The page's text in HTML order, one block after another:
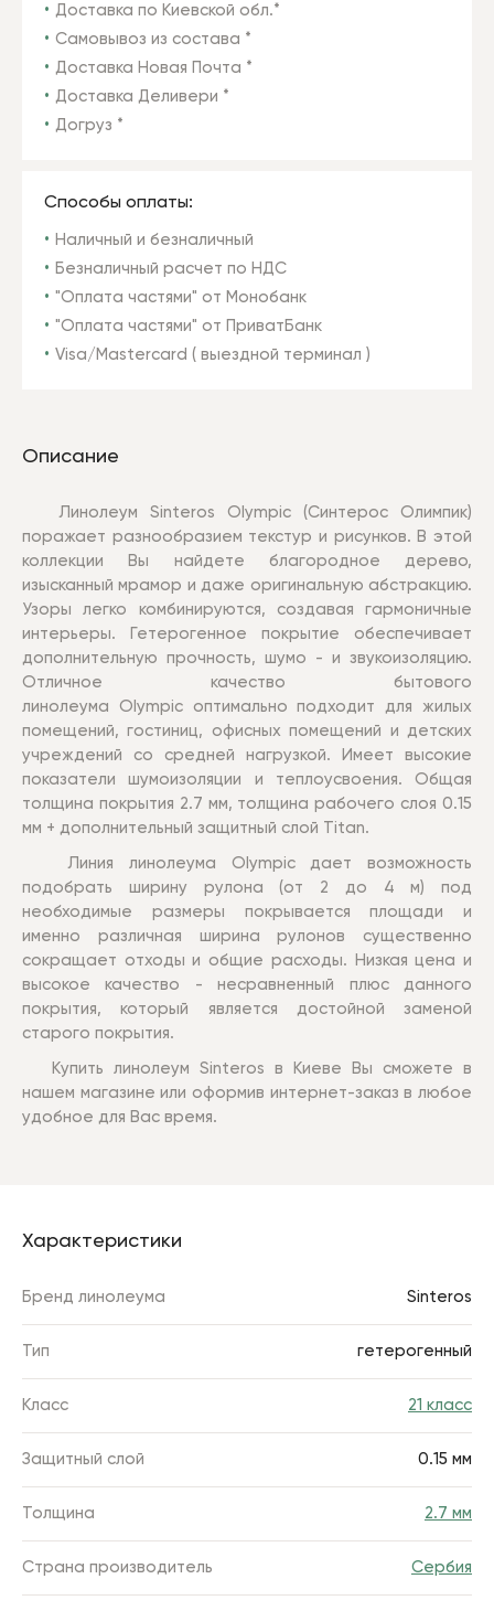
Доставка по Киевской обл.*
Самовывоз из состава *
Доставка Новая Почта *
Доставка Деливери *
Догруз *
Способы оплаты:
Наличный и безналичный
Безналичный расчет по НДС
"Оплата частями" от Монобанк
"Оплата частями" от ПриватБанк
Visa/Mastercard ( выездной терминал )
Описание
Линолеум Sinteros Olympic (Синтерос Олимпик)
поражает разнообразием текстур и рисунков. В этой
коллекции Вы найдете благородное дерево,
изысканный мрамор и даже оригинальную абстракцию.
Узоры легко комбинируются, создавая гармоничные
интерьеры. Гетерогенное покрытие обеспечивает
дополнительную прочность, шумо - и звукоизоляцию.
Отличное качество бытового
линолеума Olympic оптимально подходит для жилых
помещений, гостиниц, офисных помещений и детских
учреждений со средней нагрузкой. Имеет высокие
показатели шумоизоляции и теплоусвоения. Общая
толщина покрытия 2.7 мм, толщина рабочего слоя 0.15
мм + дополнительный защитный слой Titan.
Линия линолеума Olympic дает возможность
подобрать ширину рулона (от 2 до 4 м) под
необходимые размеры покрывается площади и
именно различная ширина рулонов существенно
сокращает отходы и общие расходы. Низкая цена и
высокое качество - несравненный плюс данного
покрытия, который является достойной заменой
старого покрытия.
Купить линолеум Sinteros в Киеве Вы сможете в
нашем магазине или оформив интернет-заказ в любое
удобное для Вас время.
Характеристики
Бренд линолеума Sinteros
Тип гетерогенный
Класс 21 класс
Защитный слой 0.15 мм
Толщина 2.7 мм
Страна производитель Сербия